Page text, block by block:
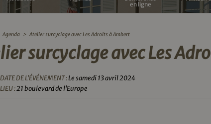
en ligne
Agenda > Atelier surcyclage avec Les Adroits à Ambert
surcyclage avec Les
DATE DE L'ÉVÉNEMENT :Le samedi 13 avril 2024
LIEU :21 boulevard de l'Europe